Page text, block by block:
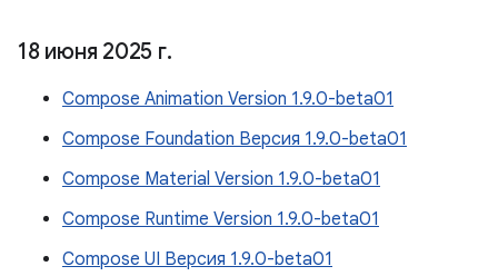
18 июня 2025 г.
Compose Animation Version 1.9.0-beta01
Compose Foundation Версия 1.9.0-beta01
Compose Material Version 1.9.0-beta01
Compose Runtime Version 1.9.0-beta01
Compose UI Версия 1.9.0-beta01